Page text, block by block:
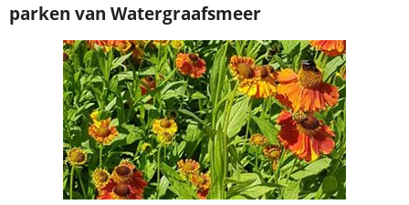
parken van Watergraafsmeer